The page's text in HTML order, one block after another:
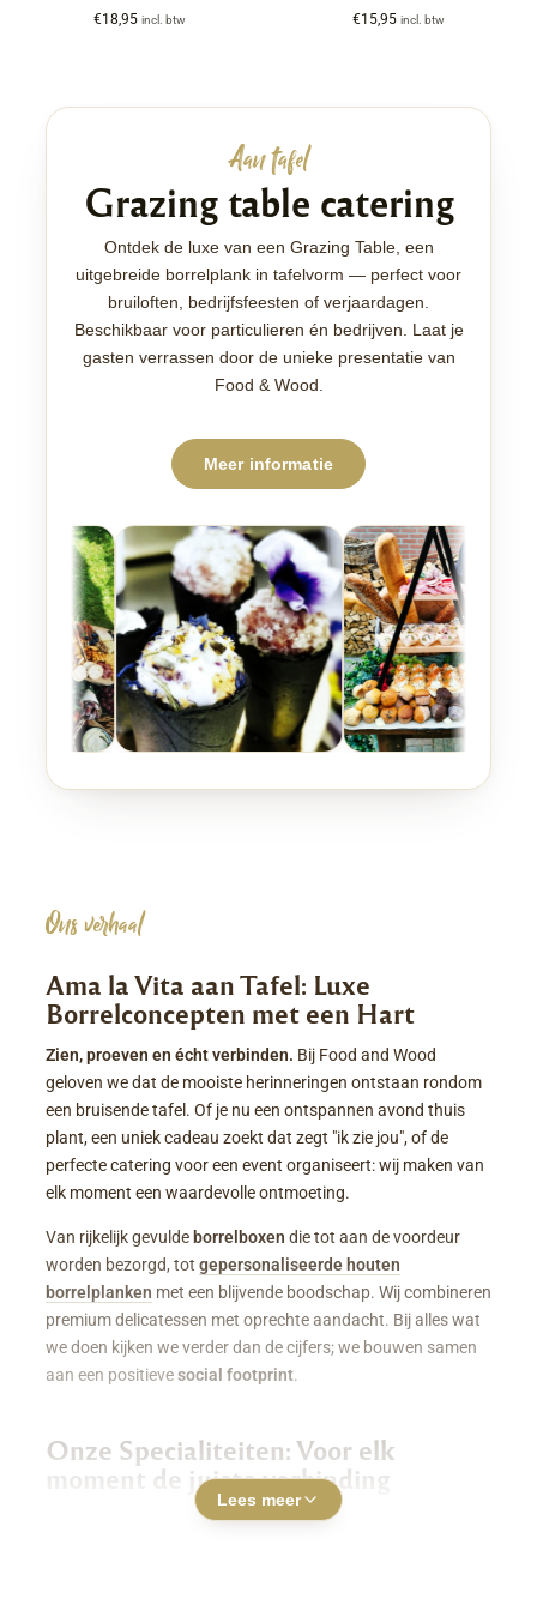
€18,95 incl. btw €15,95 incl. btw
Aan tafel
Grazing table catering
Ontdek de luxe van een Grazing Table, een
uitgebreide borrelplank in tafelvorm — perfect voor
bruiloften, bedrijfsfeesten of verjaardagen.
Beschikbaar voor particulieren én bedrijven. Laat je
gasten verrassen door de unieke presentatie van
Food & Wood.
Meer informatie
Ons verhaal
Ama la Vita aan Tafel: Luxe
Borrelconcepten met een Hart
Zien, proeven en écht verbinden. Bij Food and Wood
geloven we dat de mooiste herinneringen ontstaan rondom
een bruisende tafel. Of je nu een ontspannen avond thuis
plant, een uniek cadeau zoekt dat zegt "ik zie jou", of de
perfecte catering voor een event organiseert: wij maken van
elk moment een waardevolle ontmoeting.
Van rijkelijk gevuldeborrelboxen die tot aan de voordeur
worden bezorgd, tot gepersonaliseerde houten
borrelplanken met een blijvende boodschap. Wij combineren
premium delicatessen met oprechte aandacht. Bij alles wat
we doen kijken we verder dan de cijfers; we bouwen samen
aan een positievesocial footprint.
Onze Specialiteiten: Voor elk
moment de juiste verbinding
Luxe Borrelboxen & Borrelpakketten
Lees meer